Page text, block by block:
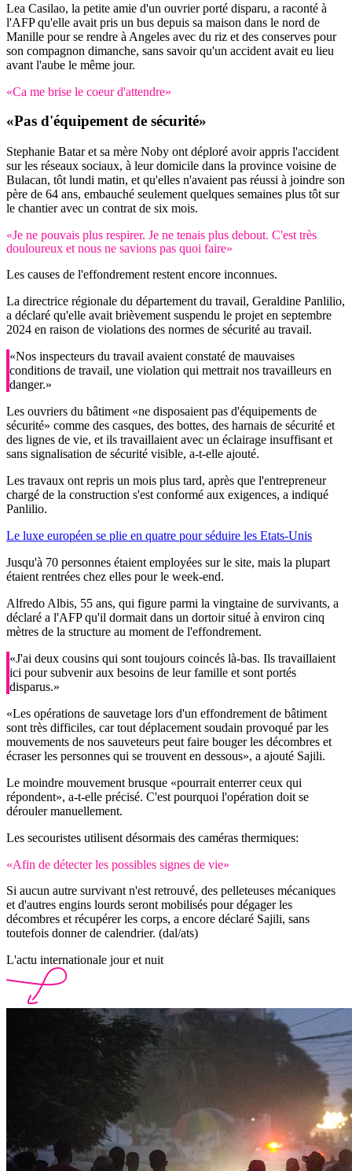
Lea Casilao, la petite amie d'un ouvrier porté disparu, a raconté à
l'AFP qu'elle avait pris un bus depuis sa maison dans le nord de
Manille pour se rendre à Angeles avec du riz et des conserves pour
son compagnon dimanche, sans savoir qu'un accident avait eu lieu
avant l'aube le même jour.
«Ca me brise le coeur d'attendre»
«Pas d'équipement de sécurité»
Stephanie Batar et sa mère Noby ont déploré avoir appris l'accident
sur les réseaux sociaux, à leur domicile dans la province voisine de
Bulacan, tôt lundi matin, et qu'elles n'avaient pas réussi à joindre son
père de 64 ans, embauché seulement quelques semaines plus tôt sur
le chantier avec un contrat de six mois.
«Je ne pouvais plus respirer. Je ne tenais plus debout. C'est très
douloureux et nous ne savions pas quoi faire»
Les causes de l'effondrement restent encore inconnues.
La directrice régionale du département du travail, Geraldine Panlilio,
a déclaré qu'elle avait brièvement suspendu le projet en septembre
2024 en raison de violations des normes de sécurité au travail.
«Nos inspecteurs du travail avaient constaté de mauvaises
conditions de travail, une violation qui mettrait nos travailleurs en
danger.»
Les ouvriers du bâtiment «ne disposaient pas d'équipements de
sécurité» comme des casques, des bottes, des harnais de sécurité et
des lignes de vie, et ils travaillaient avec un éclairage insuffisant et
sans signalisation de sécurité visible, a-t-elle ajouté.
Les travaux ont repris un mois plus tard, après que l'entrepreneur
chargé de la construction s'est conformé aux exigences, a indiqué
Panlilio.
Le luxe européen se plie en quatre pour séduire les Etats-Unis
Jusqu'à 70 personnes étaient employées sur le site, mais la plupart
étaient rentrées chez elles pour le week-end.
Alfredo Albis, 55 ans, qui figure parmi la vingtaine de survivants, a
déclaré a l'AFP qu'il dormait dans un dortoir situé à environ cinq
mètres de la structure au moment de l'effondrement.
«J'ai deux cousins qui sont toujours coincés là-bas. Ils travaillaient
ici pour subvenir aux besoins de leur famille et sont portés
disparus.»
«Les opérations de sauvetage lors d'un effondrement de bâtiment
sont très difficiles, car tout déplacement soudain provoqué par les
mouvements de nos sauveteurs peut faire bouger les décombres et
écraser les personnes qui se trouvent en dessous», a ajouté Sajili.
Le moindre mouvement brusque «pourrait enterrer ceux qui
répondent», a-t-elle précisé. C'est pourquoi l'opération doit se
dérouler manuellement.
Les secouristes utilisent désormais des caméras thermiques:
«Afin de détecter les possibles signes de vie»
Si aucun autre survivant n'est retrouvé, des pelleteuses mécaniques
et d'autres engins lourds seront mobilisés pour dégager les
décombres et récupérer les corps, a encore déclaré Sajili, sans
toutefois donner de calendrier. (dal/ats)
L'actu internationale jour et nuit